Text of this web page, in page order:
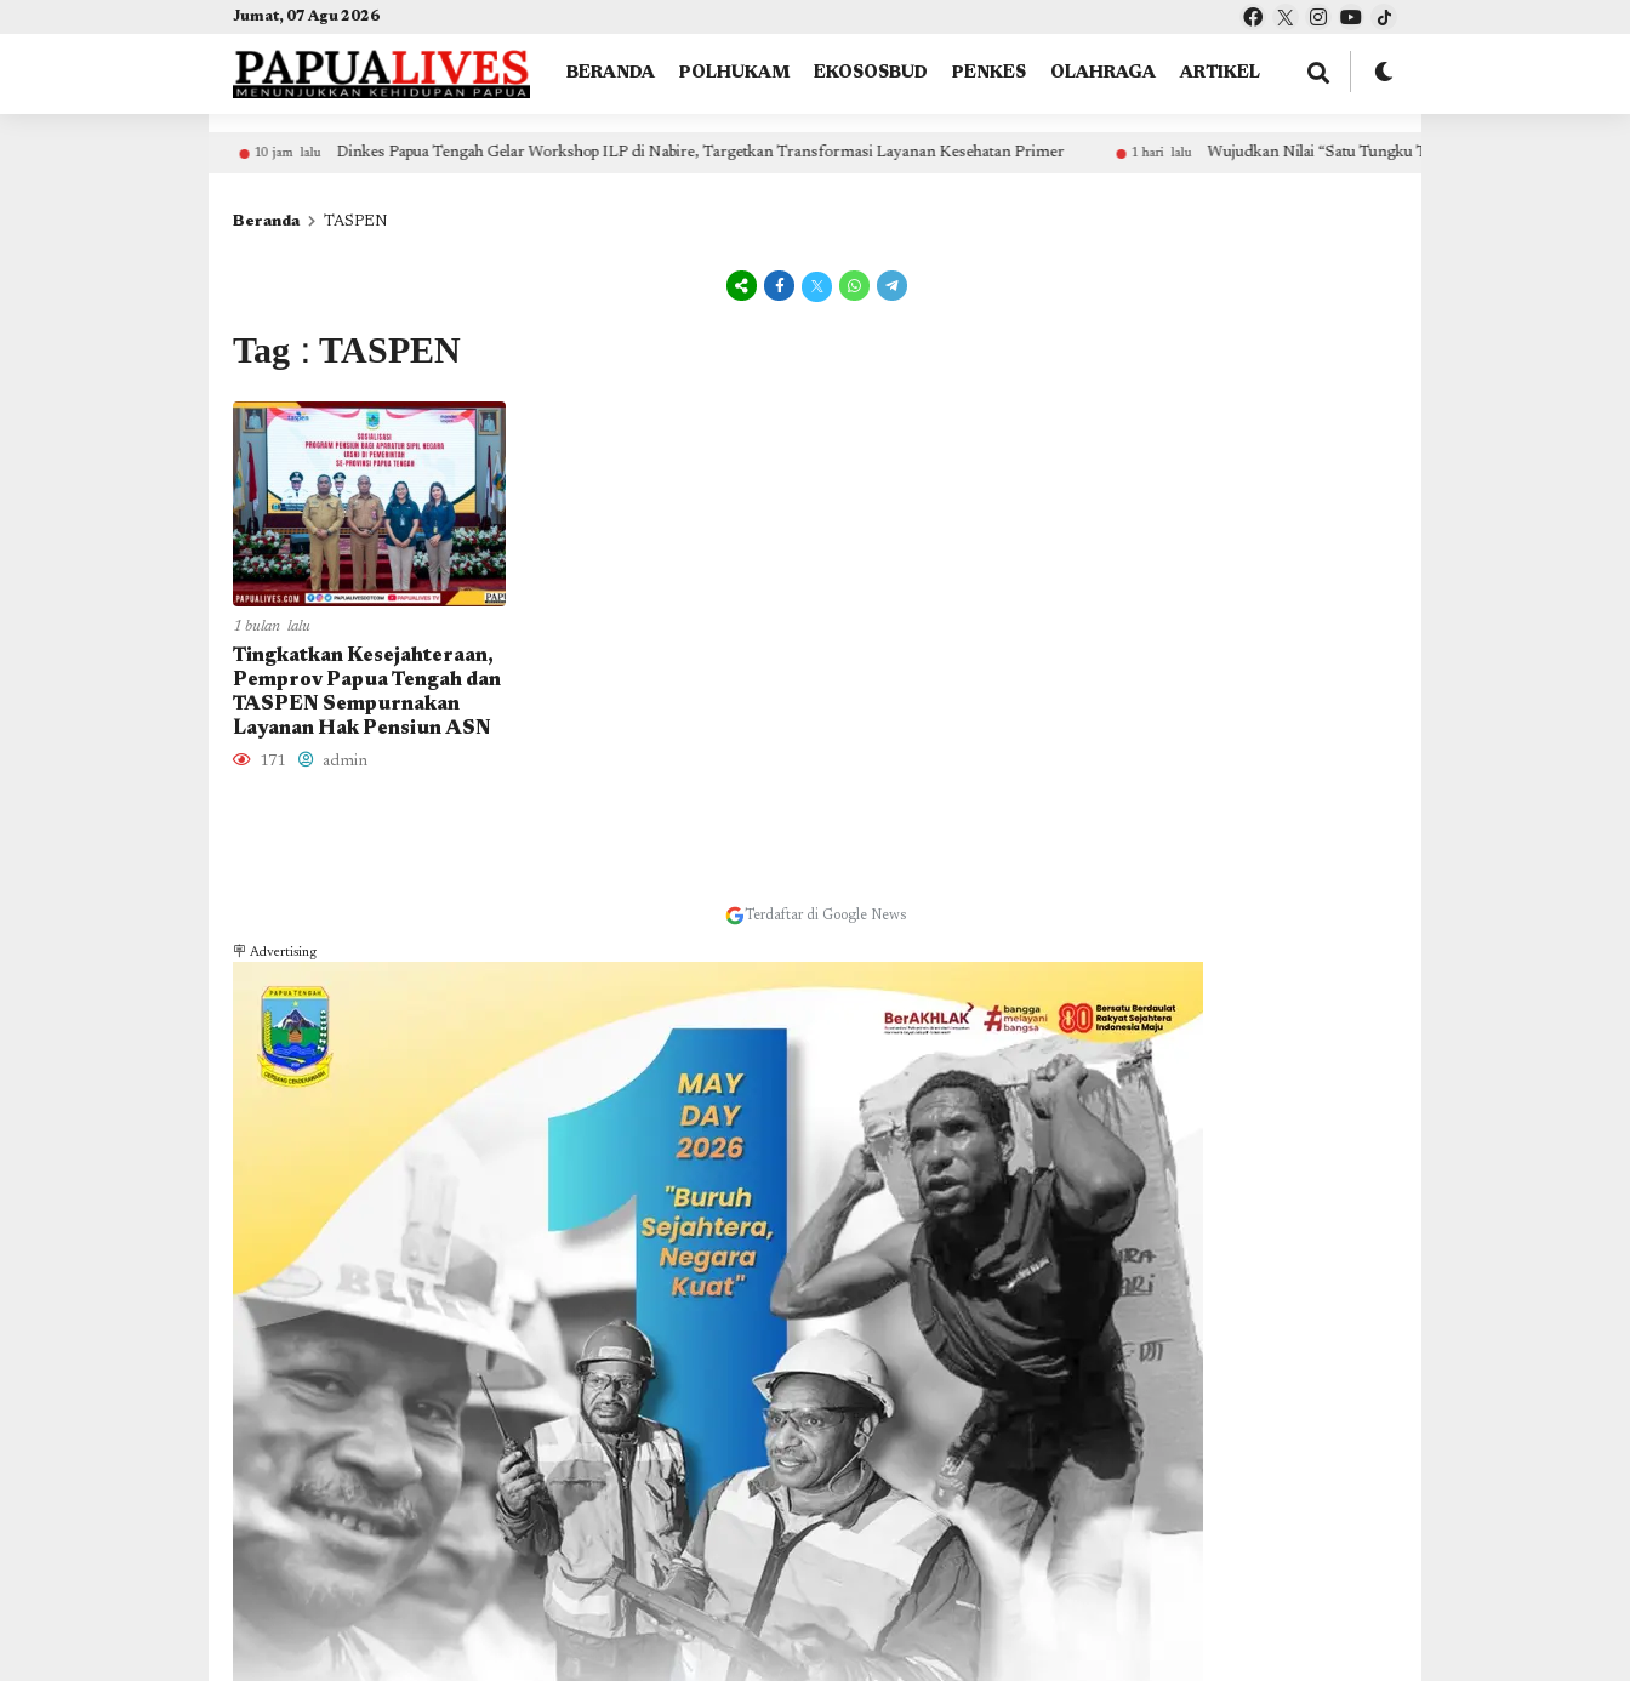
(self.SWG_BASIC = self.SWG_BASIC || []).push( basicSubscriptions => { basicSubscriptions.init({ type: "NewsArticle", isPartOfType: ["Product"], isPartOfProductId: "CAow7IrHDA:openaccess", clientOptions: { theme: "light", lang: "id" }, }); });
Jumat, 07 Agu 2026
BERANDA POLHUKAM EKOSOSBUD PENKES OLAHRAGA ARTIKEL
Dinkes Papua Tengah Gelar Workshop ILP di Nabire, Targetkan Transformasi Layanan Kesehatan Primer 1 hari lalu Wujudkan Nilai “Satu Tungku Tiga Batu”, Umat Katolik TPW Fakfak Dukung Kegiatan Peringatan
Beranda TASPEN
Tag : TASPEN
1 bulan lalu
Tingkatkan Kesejahteraan,
Pemprov Papua Tengah dan
TASPEN Sempurnakan
Layanan Hak Pensiun ASN
171 admin
Terdaftar di Google News
🪧 Advertising